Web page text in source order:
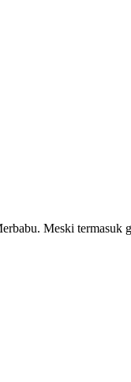
Meski termasuk